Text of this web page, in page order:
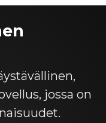
jossa on